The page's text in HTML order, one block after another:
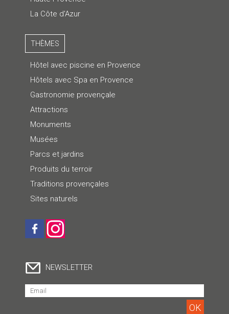
La Côte d'Azur
THÈMES
Hôtel avec piscine en Provence
Hôtels avec Spa en Provence
Gastronomie provençale
Attractions
Monuments
Musées
Parcs et jardins
Produits du terroir
Traditions provençales
Sites naturels
NEWSLETTER